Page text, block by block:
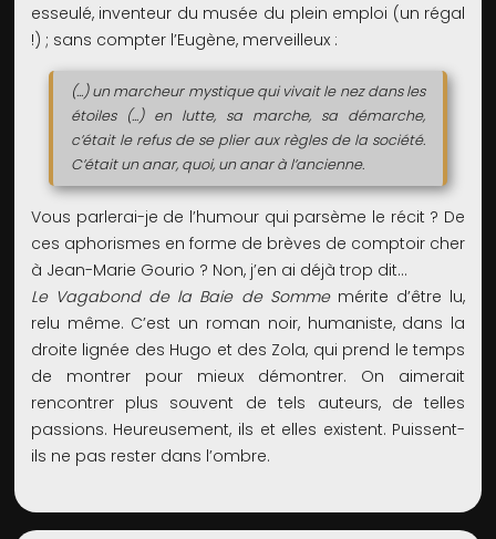
esseulé, inventeur du musée du plein emploi (un régal
!) ; sans compter l’Eugène, merveilleux :
(...) un marcheur mystique qui vivait le nez dans les
étoiles (...) en lutte, sa marche, sa démarche,
c’était le refus de se plier aux règles de la société.
C’était un anar, quoi, un anar à l’ancienne.
Vous parlerai-je de l’humour qui parsème le récit ? De
ces aphorismes en forme de brèves de comptoir cher
à Jean-Marie Gourio ? Non, j’en ai déjà trop dit...
Le Vagabond de la Baie de Sommemérite d’être lu,
relu même. C’est un roman noir, humaniste, dans la
droite lignée des Hugo et des Zola, qui prend le temps
de montrer pour mieux démontrer. On aimerait
rencontrer plus souvent de tels auteurs, de telles
passions. Heureusement, ils et elles existent. Puissent-
ils ne pas rester dans l’ombre.